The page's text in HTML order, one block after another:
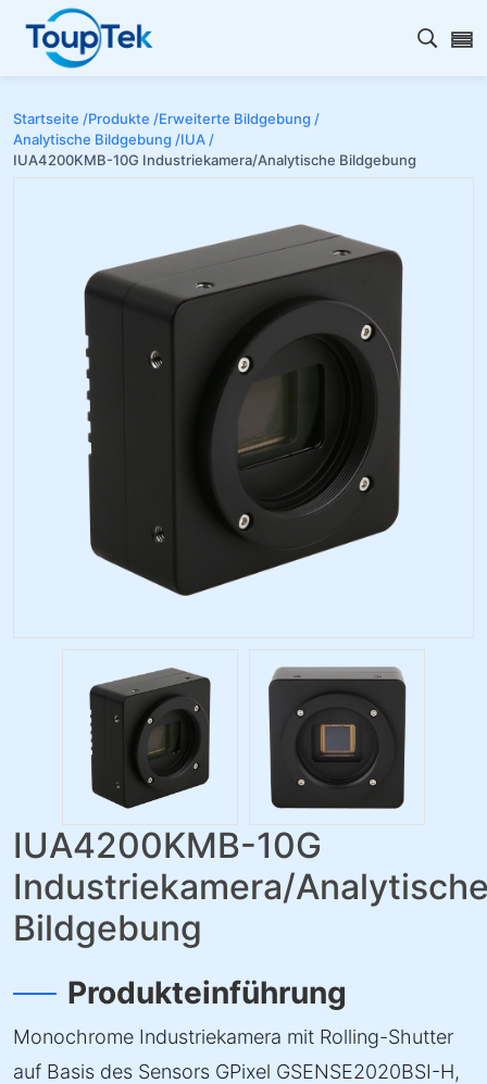
Open
Startseite /Produkte /Erweiterte Bildgebung /
Analytische Bildgebung /IUA /
IUA4200KMB-10G Industriekamera/Analytische Bildgebung
IUA4200KMB-10G
Industriekamera/
Bildgebung
Produkteinführung
Monochrome Industriekamera mit Rolling-Shutter
auf Basis des Sensors GPixel GSENSE2020BSI-H,